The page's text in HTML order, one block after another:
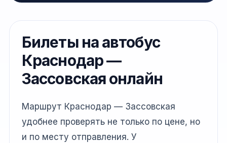
Билеты на автобус
Краснодар —
Зассовская онлайн
Маршрут Краснодар — Зассовская
удобнее проверять не только по цене, но
и по месту отправления. У